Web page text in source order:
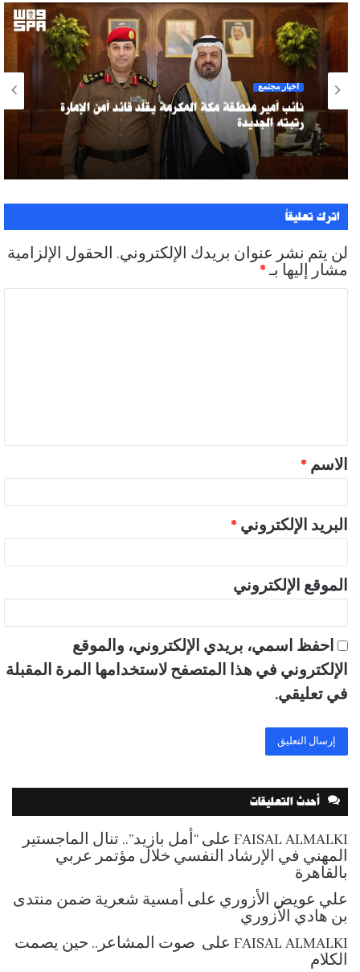
أخبار مجتمع
نائب أمير منطقة مكة المكرمة يقلّد قائد أمن الإمارة
رتبته الجديدة
اترك تعليقاً
لن يتم نشر عنوان بريدك الإلكتروني. الحقول الإلزامية
مشار إليها بـ*
ق
*
الاسم *
البريد الإلكتروني *
الموقع الإلكتروني
احفظ اسمي، بريدي الإلكتروني، والموقع
الإلكتروني في هذا المتصفح لاستخدامها المرة المقبلة
في تعليقي.
أحدث التعليقات
FAISAL ALMALKI على “أمل بازيد”.. تنال الماجستير
المهني في الإرشاد النفسي خلال مؤتمر عربي
بالقاهرة
علي عويض الأزوري على أمسية شعرية ضمن منتدى
بن هادي الأزوري
FAISAL ALMALKI على صوت المشاعر.. حين يصمت
الكلام